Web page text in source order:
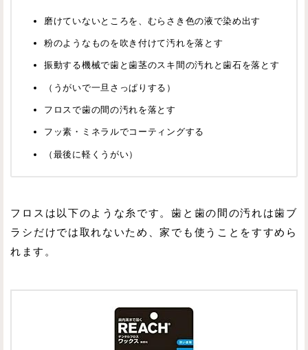
磨けていないところを、むらさき色の液で染め出す
粉のようなものを吹き付けて汚れを落とす
振動する機械で歯と歯茎のスキ間の汚れと歯石を落とす
（うがいで一旦さっぱりする）
フロスで歯の間の汚れを落とす
フッ素・ミネラルでコーティングする
（最後に軽くうがい）
フロスは以下のような糸です。歯と歯の間の汚れは歯ブ
ラシだけでは取れないため、家でも使うことをすすめら
れます。